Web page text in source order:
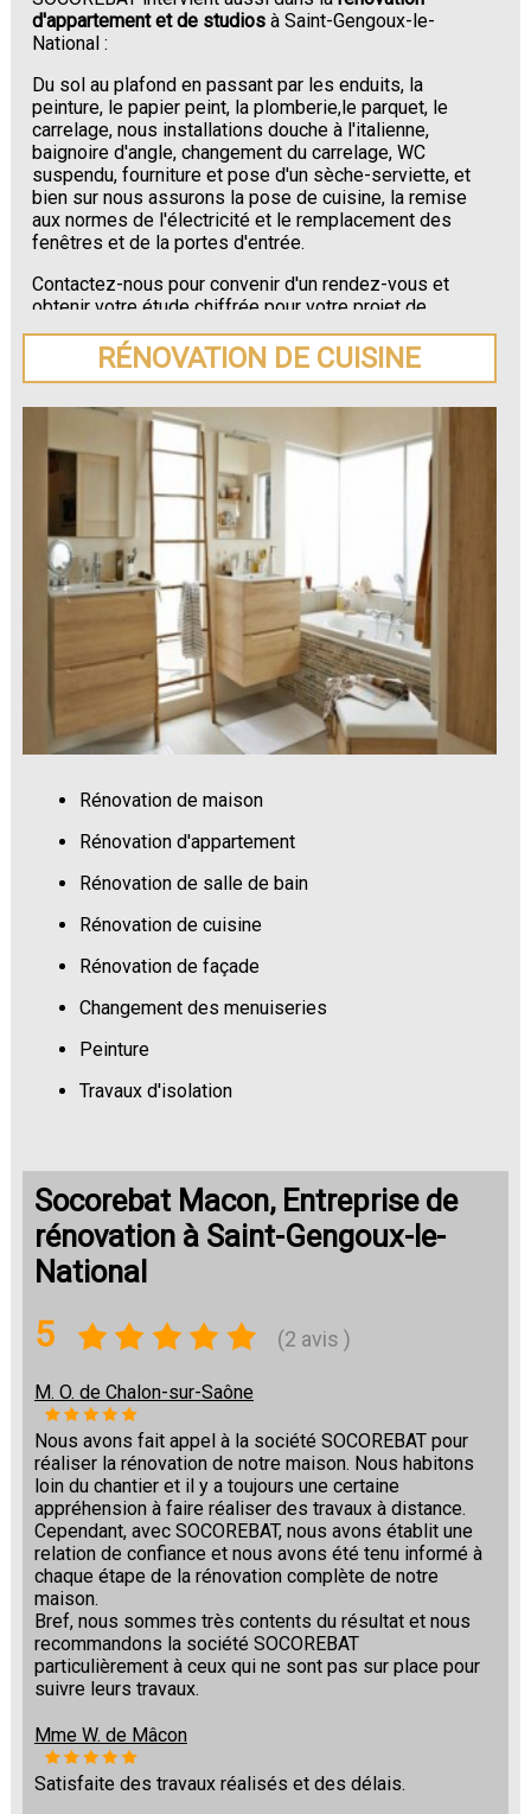
d'appartement et de studios à Saint-Gengoux-le-
National :
Du sol au plafond en passant par les enduits, la
peinture, le papier peint, la plomberie,le parquet, le
carrelage, nous installations douche à l'italienne,
baignoire d'angle, changement du carrelage, WC
suspendu, fourniture et pose d'un sèche-serviette, et
bien sur nous assurons la pose de cuisine, la remise
aux normes de l'électricité et le remplacement des
fenêtres et de la portes d'entrée.
Contactez-nous pour convenir d'un rendez-vous et
obtenir votre étude chiffrée pour votre projet de
rénovation de maison ou d'appartement près de
Saint-Gengoux-le-National.
RÉNOVATION DE CUISINE
Rénovation de maison
Rénovation d'appartement
Rénovation de salle de bain
Rénovation de cuisine
Rénovation de façade
Changement des menuiseries
Peinture
Travaux d'isolation
Socorebat Macon, Entreprise de
rénovation à Saint-Gengoux-le-
National
5 (2 avis )
M. O. de Chalon-sur-Saône
Nous avons fait appel à la société SOCOREBAT pour
réaliser la rénovation de notre maison. Nous habitons
loin du chantier et il y a toujours une certaine
appréhension à faire réaliser des travaux à distance.
Cependant, avec SOCOREBAT, nous avons établit une
relation de confiance et nous avons été tenu informé à
chaque étape de la rénovation complète de notre
maison.
Bref, nous sommes très contents du résultat et nous
recommandons la société SOCOREBAT
particulièrement à ceux qui ne sont pas sur place pour
suivre leurs travaux.
Mme W. de Mâcon
Satisfaite des travaux réalisés et des délais.